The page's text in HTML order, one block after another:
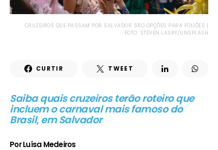
CRUZEIROS QUE PASSAM POR SALVADOR SÃO OPÇÕES PARA FOLIÕES |
FOTO: STEVEN LASRY/UNSPLASH
CURTIR TWEET
Saiba quais cruzeiros terão roteiro que
incluem o carnaval mais famoso do
Brasil,em Salvador
Por Luísa Medeiros